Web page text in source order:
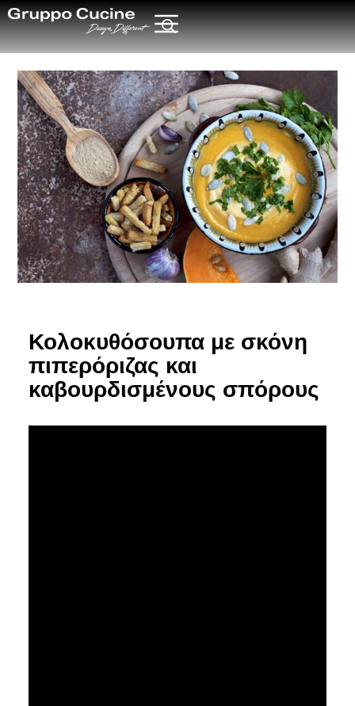
Κολοκυθόσουπα με σκόνη
πιπερόριζας και
καβουρδισμένους σπόρους